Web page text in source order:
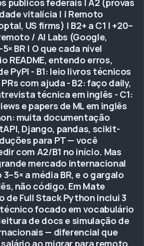
públicos federais | A2 (provas
vitalícia | | Remoto
US firms) | B2+ a C1 | +20–
/ AI Labs (Google,
BR | O que cada nível
README, entendo erros,
PyPI - B1: leio livros técnicos
com ajuda - B2: faço daily,
técnica em inglês - C1:
e papers de ML em inglês
muita documentação
Django, pandas, scikit-
para PT — você
com A2/B1 no início. Mas
mercado internacional
a média BR, e o gargalo
não código. Em Mate
de Full Stack Python inclui 3
focado em vocabulário
de docs e simulação de
— diferencial que
ao migrar para remoto